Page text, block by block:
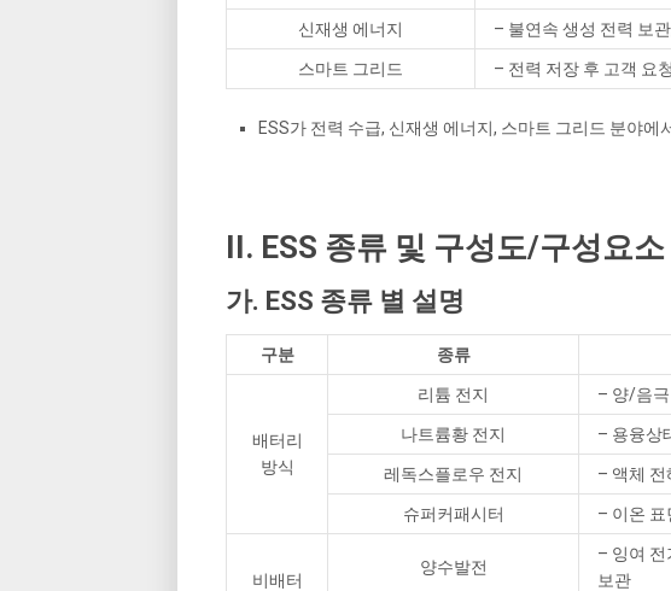
신재생 에너지 – 불연속 생성 전력 보
스마트 그리드 – 전력 저장 후 고객 요
ESS가 전력 수급, 신재생 에너지, 스마트 그리드 분야에
II. ESS 종류 및 구성도/구성요소
가. ESS 종류 별 설명
구분 종류
배터리
방식
리튬 전지 – 양/음
나트륨황 전지 – 용융상
레독스플로우 전지 – 액체
슈퍼커패시터 – 이온
비배터
양수발전
– 잉여 전
보관